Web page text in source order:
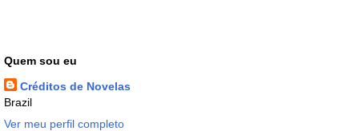
Quem sou eu
Créditos de Novelas
Brazil
Ver meu perfil completo